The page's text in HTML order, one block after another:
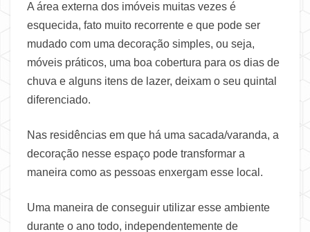
A área externa dos imóveis muitas vezes é
esquecida, fato muito recorrente e que pode ser
mudado com uma decoração simples, ou seja,
móveis práticos, uma boa cobertura para os dias de
chuva e alguns itens de lazer, deixam o seu quintal
diferenciado.
Nas residências em que há uma sacada/varanda, a
decoração nesse espaço pode transformar a
maneira como as pessoas enxergam esse local.
Uma maneira de conseguir utilizar esse ambiente
durante o ano todo, independentemente de